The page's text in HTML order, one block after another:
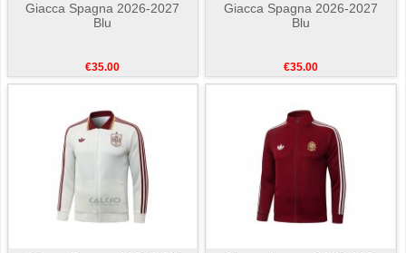
Giacca Spagna 2026-2027
Blu
€35.00
Giacca Spagna 2026-2027
Blu
€35.00